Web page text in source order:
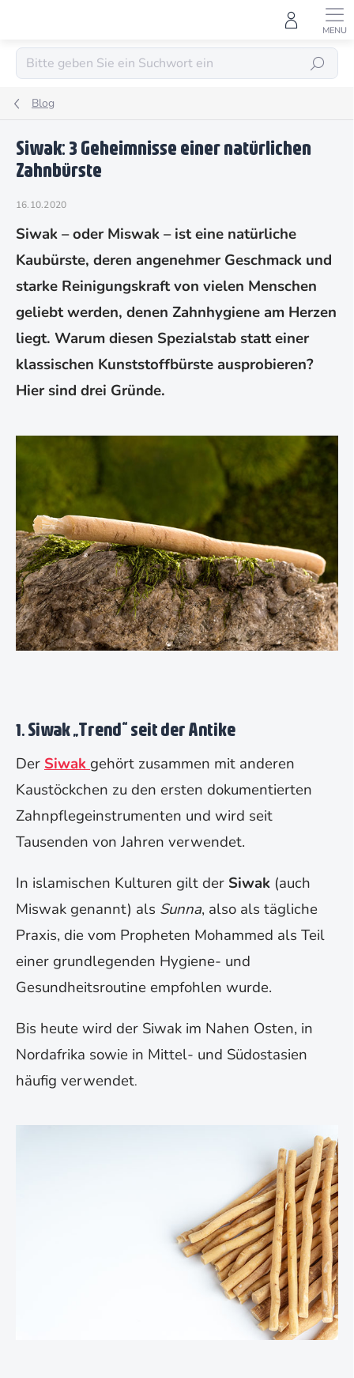
SUCHEN
Blog
Siwak: 3 Geheimnisse einer natürlichen
Zahnbürste
16.10.2020
Siwak – oder Miswak – ist eine natürliche
Kaubürste, deren angenehmer Geschmack und
starke Reinigungskraft von vielen Menschen
geliebt werden, denen Zahnhygiene am Herzen
liegt. Warum diesen Spezialstab statt einer
klassischen Kunststoffbürste ausprobieren?
Hier sind drei Gründe.
1.Siwak „Trend“ seit der Antike
Der Siwakgehört zusammen mit anderen
Kaustöckchen zu den ersten dokumentierten
Zahnpflegeinstrumenten und wird seit
Tausenden von Jahren verwendet.
In islamischen Kulturen gilt der Siwak (auch
Miswak genannt) als Sunna, also als tägliche
Praxis, die vom Propheten Mohammed als Teil
einer grundlegenden Hygiene- und
Gesundheitsroutine empfohlen wurde.
Bis heute wird der Siwak im Nahen Osten, in
Nordafrika sowie in Mittel- und Südostasien
häufig verwendet.